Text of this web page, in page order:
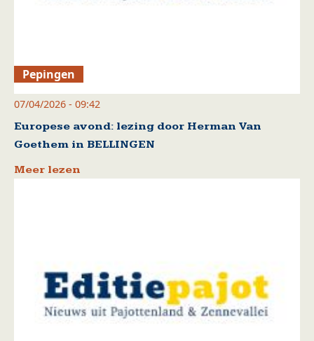
Pepingen
07/04/2026 - 09:42
Europese avond: lezing door Herman Van
Goethem in BELLINGEN
Meer lezen